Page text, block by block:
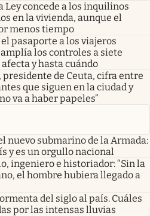
Ley concede a los inquilinos
en la vivienda, aunque el
menos tiempo
pasaporte a los viajeros
los controles a siete
y hasta cuándo
presidente de Ceuta, cifra entre
que siguen en la ciudad y
va a haber papeles”
nuevo submarino de la Armada:
y es un orgullo nacional
ingeniero e historiador: “Sin la
el hombre hubiera llegado a
del siglo al país. Cuáles
por las intensas lluvias